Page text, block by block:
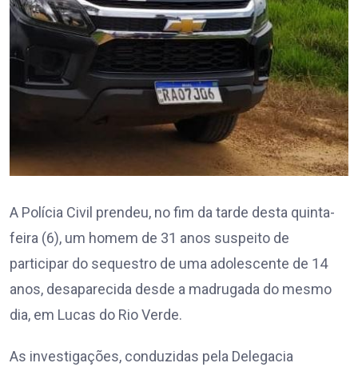
A Polícia Civil prendeu, no fim da tarde desta quinta-
feira (6), um homem de 31 anos suspeito de
participar do sequestro de uma adolescente de 14
anos, desaparecida desde a madrugada do mesmo
dia, em Lucas do Rio Verde.
As investigações, conduzidas pela Delegacia